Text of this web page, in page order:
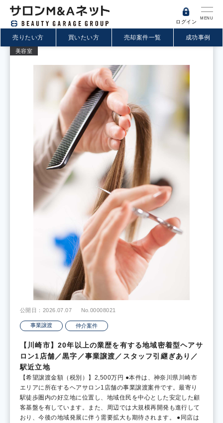
MENU
ログイン
売りたい方 買いたい方 売却案件一覧 成功事例
美容室
公開日：2026.07.07 No.00008021
事業譲渡 仲介案件
【川崎市】20年以上の業歴を有する地域密着型ヘアサ
ロン1店舗／黒字／事業譲渡／スタッフ引継ぎあり／
駅近立地
【希望譲渡金額（税別）】2,500万円 ●本件は、神奈川県川崎市
エリアに所在するヘアサロン1店舗の事業譲渡案件です。最寄り
駅徒歩圏内の好立地に位置し、地域住民を中心とした安定した顧
客基盤を有しています。また、周辺では大規模再開発も進行して
おり、今後の地域発展に伴う需要拡大も期待されます。 ●同店は